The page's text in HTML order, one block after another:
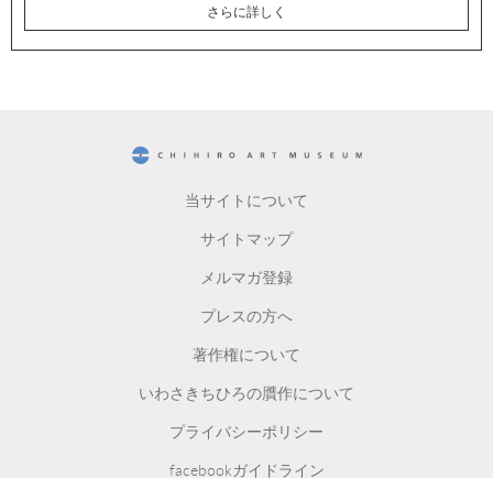
さらに詳しく
当サイトについて
サイトマップ
メルマガ登録
プレスの方へ
著作権について
いわさきちひろの贋作について
プライバシーポリシー
facebookガイドライン